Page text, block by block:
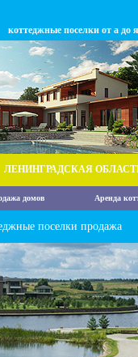
коттеджные поселки от а до я
ЛЕНИНГРАДСКАЯ
домов Аренда
поселки продажа